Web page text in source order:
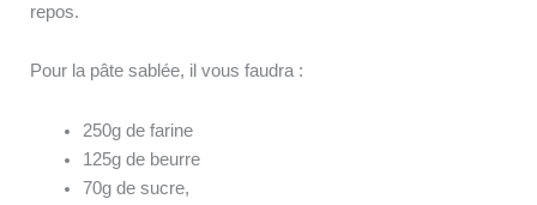
repos.
Pour la pâte sablée, il vous faudra :
250g de farine
125g de beurre
70g de sucre,